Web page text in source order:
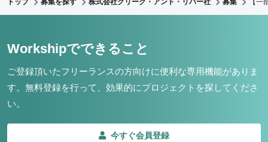
トップ 募集を探す 株式会社クリーク・アンド・リバー社 募集 【
Workshipでできること
ご登録頂いたフリーランスの方向けに便利な専用機能がありま
す。 無料登録を行って、効果的にプロジェクトを探してくださ
い。
今すぐ会員登録